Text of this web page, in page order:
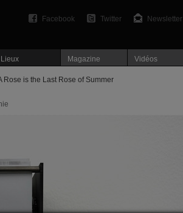
Newsletter
Twitter
Facebook
Lieux Magazine Vidéos
Rose is the Last Rose of Summer